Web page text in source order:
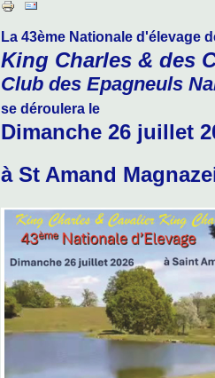
La 43ème Nationale d'élevage
King Charles & des
Club des Epagneuls
se déroulera le
Dimanche 26 juillet
à St Amand